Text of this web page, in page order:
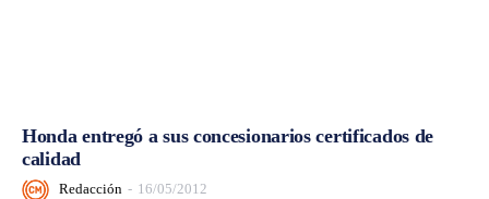
Honda entregó a sus concesionarios certificados de
calidad
Redacción - 16/05/2012